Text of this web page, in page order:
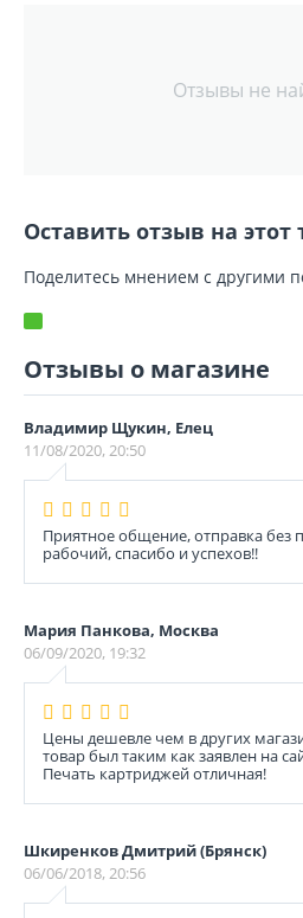
Отзывы не
Оставить отзыв на этот
Поделитесь мнением с другими
Отзывы о магазине
Владимир Щукин, Елец
11/08/2020, 20:50
Приятное общение, отправка без
рабочий, спасибо и успехов!!
Мария Панкова, Москва
06/09/2020, 19:32
Цены дешевле чем в других
товар был таким как заявлен на
Печать картриджей отличная!
Шкиренков Дмитрий (Брянск)
06/06/2018, 20:56